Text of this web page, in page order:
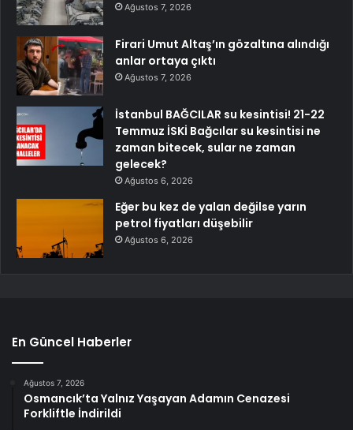
Ağustos 7, 2026
Firari Umut Altaş’ın gözaltına alındığı
anlar ortaya çıktı
Ağustos 7, 2026
İstanbul BAĞCILAR su kesintisi! 21-22
Temmuz İSKİ Bağcılar su kesintisi ne
zaman bitecek, sular ne zaman
gelecek?
Ağustos 6, 2026
Eğer bu kez de yalan değilse yarın
petrol fiyatları düşebilir
Ağustos 6, 2026
En Güncel Haberler
Ağustos 7, 2026
Osmancık’ta Yalnız Yaşayan Adamın Cenazesi
Forkliftle İndirildi